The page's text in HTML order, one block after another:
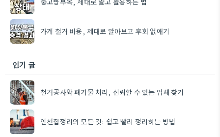
가게 철거 비용, 제대로 알아보고 후회 없애기
인기 글
철거공사와 폐기물 처리, 신뢰할 수 있는 업체 찾기
인천집정리의 모든 것: 쉽고 빨리 정리하는 방법